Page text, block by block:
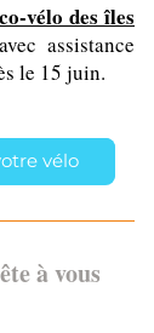
vélo des îles
assistance
le 15 juin.
vélo
à vous